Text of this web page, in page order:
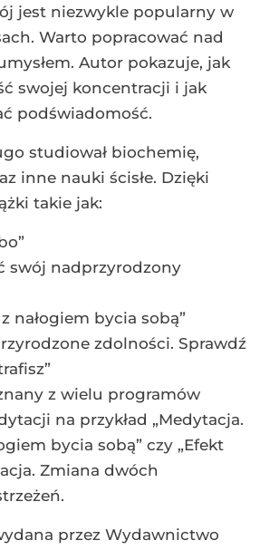
jest niezwykle popularny w
Warto popracować nad
Autor pokazuje, jak
swojej koncentracji i jak
podświadomość.
studiował biochemię,
inne nauki ścisłe. Dzięki
takie jak:
swój nadprzyrodzony
nałogiem bycia sobą”
zdolności. Sprawdź
z wielu programów
na przykład „Medytacja.
bycia sobą” czy „Efekt
Zmiana dwóch
przez Wydawnictwo